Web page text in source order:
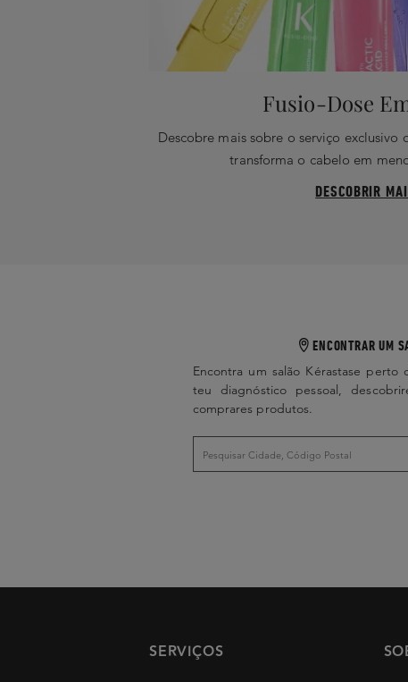
Fusio-Dose
Descobre mais sobre o serviço
transforma o cabelo em
DESCOBRIR
ENCONTRAR UM
Encontra um salão Kérastase
teu diagnóstico pessoal,
comprares produtos.
SERVIÇOS